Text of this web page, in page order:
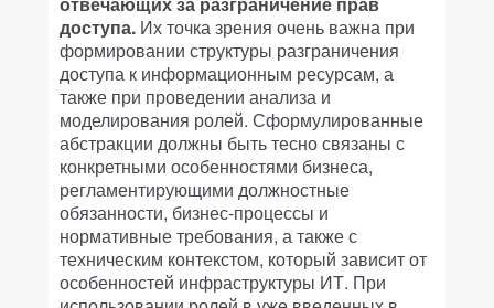
доступа. Их точка зрения очень важна при
формировании структуры разграничения
доступа к информационным ресурсам, а
также при проведении анализа и
моделирования ролей. Сформулированные
абстракции должны быть тесно связаны с
конкретными особенностями бизнеса,
регламентирующими должностные
обязанности, бизнес-процессы и
нормативные требования, а также с
техническим контекстом, который зависит от
особенностей инфраструктуры ИТ. При